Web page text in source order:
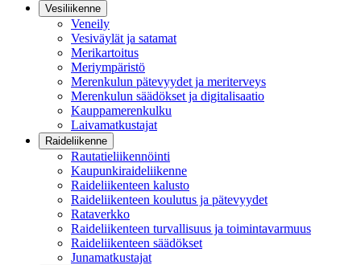
Vesiliikenne
Veneily
Vesiväylät ja satamat
Merikartoitus
Meriympäristö
Merenkulun pätevyydet ja meriterveys
Merenkulun säädökset ja digitalisaatio
Kauppamerenkulku
Laivamatkustajat
Raideliikenne
Rautatieliikennöinti
Kaupunkiraideliikenne
Raideliikenteen kalusto
Raideliikenteen koulutus ja pätevyydet
Rataverkko
Raideliikenteen turvallisuus ja toimintavarmuus
Raideliikenteen säädökset
Junamatkustajat